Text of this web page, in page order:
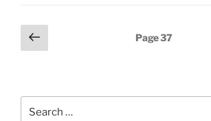
Posts
pagination
Previous
page
Page37